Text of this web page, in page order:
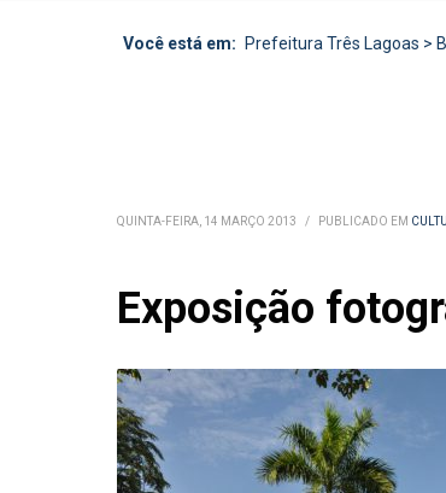
Você está em: Prefeitura Três Lagoas >
QUINTA-FEIRA, 14 MARÇO 2013 / PUBLICADO EM
Exposição